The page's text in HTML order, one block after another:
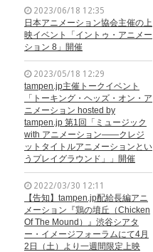
2023/06/18 12:35
日本アニメーション協会主催の上
映イベント「イントゥ・アニメー
ション 8」開催
2023/05/18 12:29
tampen.jp主催トークイベント
「トーキング・ヘッズ・オン・ア
ニメーション hosted by
tampen.jp 第1回「ミュージック
with アニメーション——クレジ
ットタイトルアニメーションとい
うプレイグラウンド」」開催
2022/03/30 12:11
【告知】tampen.jp配給長編アニ
メーション『鶏の墳丘（Chicken
Of The Mound）』渋谷シアタ
ー・イメージフォーラムにて4月
2日（土）より一週間限定上映